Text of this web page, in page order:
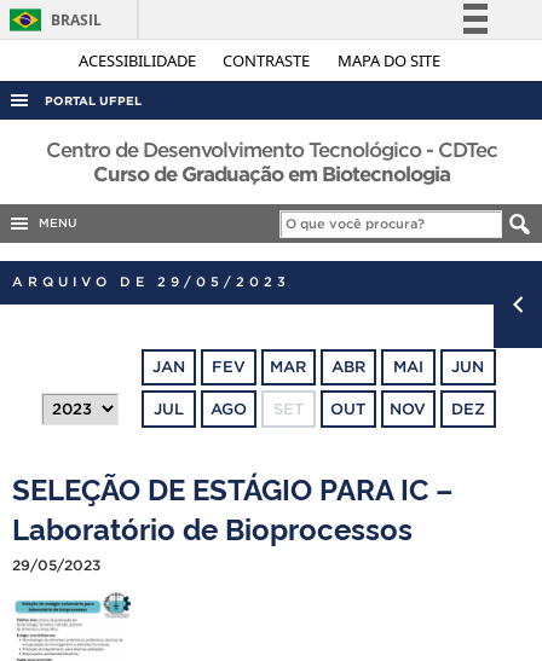
ACESSIBILIDADE CONTRASTE MAPA DO SITE
BRASIL
Simplifique!
Acesso à informação
Legislação
Canais
PORTAL UFPEL
ACESSO À INFORMAÇÃO
AUDITORIA
COBALTO
CONCURSOS
EDITAIS
INTERNACIONAL
PORTARIAS
Centro de Desenvolvimento Tecnológico - CDTec
Curso de Graduação em Biotecnologia
MENU
ARQUIVO DE 29/05/2023
JAN FEV MAR ABR MAI JUN
JUL AGO SET OUT NOV DEZ
SELEÇÃO DE ESTÁGIO PARA IC –
Laboratório de Bioprocessos
29/05/2023